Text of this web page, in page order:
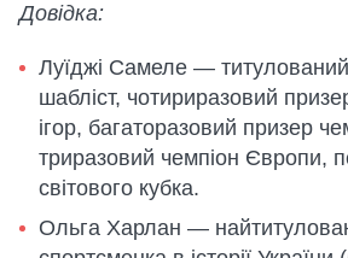
Довідка:
Луїджі Самеле — титулований
шабліст, чотириразовий
ігор, багаторазовий призер
триразовий чемпіон Європи,
світового кубка.
Ольга Харлан —